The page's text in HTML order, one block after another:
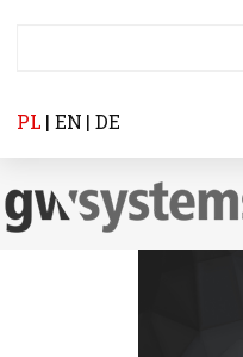
PL EN DE